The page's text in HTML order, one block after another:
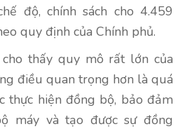
độ, chính sách cho 4.459
quy định của Chính phủ.
thấy quy mô rất lớn của
điều quan trọng hơn là quá
thực hiện đồng bộ, bảo đảm
máy và tạo được sự đồng